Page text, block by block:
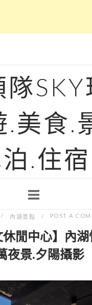
SKY
.美食.
.住宿
內湖景點 POST A
休閒中心】內
夜景.夕陽攝影